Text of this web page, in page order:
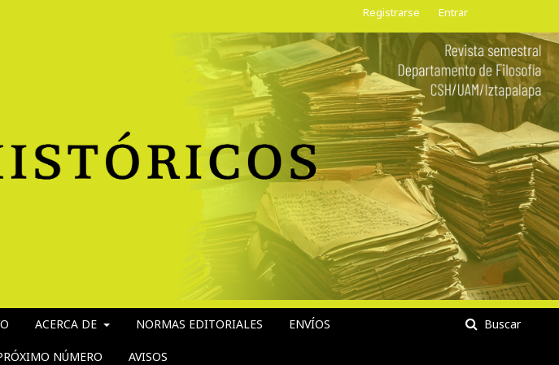
ACERCA DE NORMAS EDITORIALES ENVÍOS
NÚMERO AVISOS
Buscar
Registrarse Entrar